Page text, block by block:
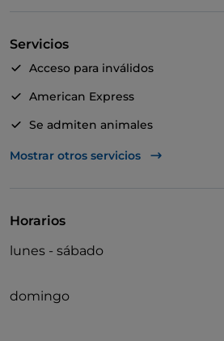
Servicios
Acceso para inválidos
American Express
Se admiten animales
Apple Pay
Cocktail
Mostrar otros servicios
Horarios
lunes - sábado
domingo